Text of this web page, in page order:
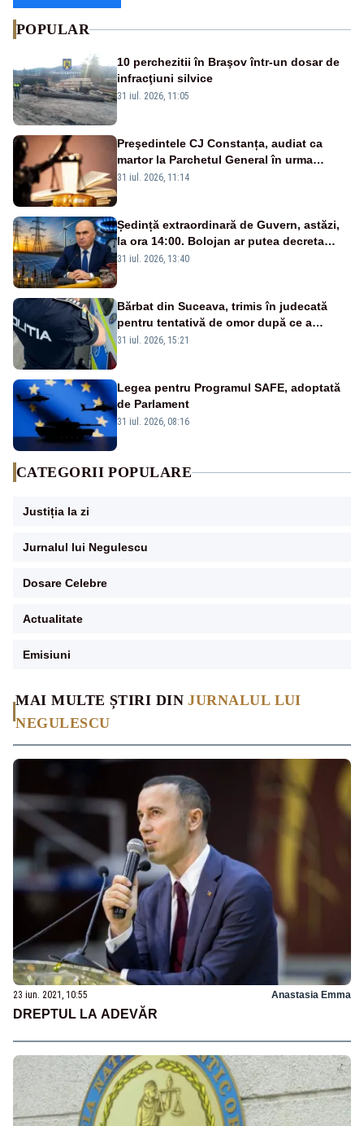
MAI MULTE ȘTIRI DINJURNALUL LUI
NEGULESCU
23 iun. 2021, 10:55 Anastasia Emma
DREPTUL LA ADEVĂR
POPULAR
10 perchezitii în Braşov într-un dosar de
infracţiuni silvice
31 iul. 2026, 11:05
Preşedintele CJ Constanța, audiat ca
martor la Parchetul General în urma
percheziţiei la firma unde este acţionar
31 iul. 2026, 11:14
Ședință extraordinară de Guvern, astăzi,
la ora 14:00. Bolojan ar putea decreta
stare de urgență energetică
31 iul. 2026, 13:40
Bărbat din Suceava, trimis în judecată
pentru tentativă de omor după ce a
înjunghiat un tânăr în urma unui conflict
31 iul. 2026, 15:21
Legea pentru Programul SAFE, adoptată
de Parlament
31 iul. 2026, 08:16
CATEGORII POPULARE
Justiția la zi
Jurnalul lui Negulescu
Dosare Celebre
Actualitate
Emisiuni